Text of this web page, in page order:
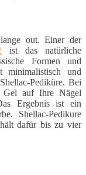
out. Einer der
ist das natürliche
Formen und
minimalistisch und
Pediküre. Bei
Gel auf Ihre Nägel
Ergebnis ist ein
Shellac-Pedikure
dafür bis zu vier